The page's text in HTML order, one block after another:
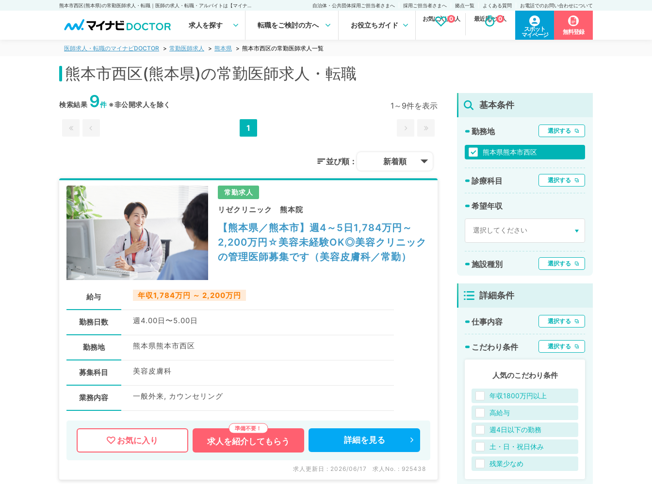
自治体・公共団体採用ご担当者さまへ 採用ご担当者さまへ 拠点一覧 よくある質問 お電話でのお問い合わせについて
求人を探す 転職をご検討の方へ お役立ちガイド
お気に入り求人
0 最近見た求人
0
スポット
マイページ
無料登録
医師求人・転職のマイナビDOCTOR 常勤医師求人 熊本県 熊本市西区の常勤医師求人一覧
熊本市西区(熊本県)の常勤医師求人・転職
検索結果 9件※非公開求人を除く 1～9件を表示
1
並び順： 新着順
常勤求人
リゼクリニック 熊本院
【熊本県／熊本市】週4～5日1,784万円～
2,200万円☆美容未経験OK◎美容クリニック
の管理医師募集です（美容皮膚科／常勤）
給与 年収1,784万円 ～ 2,200万円
勤務日数 週4.00日〜5.00日
勤務地 熊本県熊本市西区
募集科目 美容皮膚科
業務内容 一般外来, カウンセリング
お気に入り 求人を紹介してもらう 詳細を 見る
求人更新日 : 2026/06/17 求人No. : 925438
基本条件
勤務地 選択する
熊本県熊本市西区
診療科目 選択する
希望年収
施設種別 選択する
詳細条件
仕事内容 選択する
こだわり条件 選択する
人気のこだわり条件
年収1800万円以上
高給与
週4日以下の勤務
土・日・祝日休み
残業少なめ